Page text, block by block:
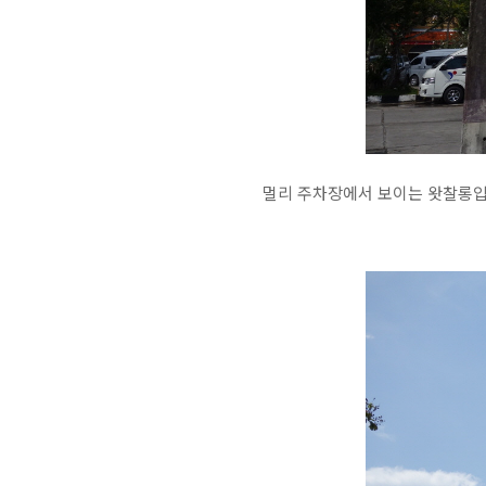
멀리 주차장에서 보이는 왓찰롱